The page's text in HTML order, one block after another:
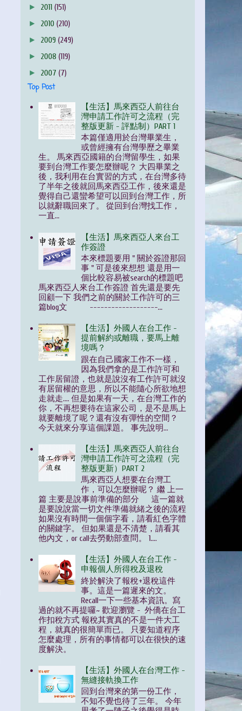
► 2011 (151)
► 2010 (210)
► 2009 (249)
► 2008 (119)
► 2007 (7)
Top Post
【生活】馬來西亞人前往台
灣申請工作許可之流程（完
整版更新 - 評點制）PART 1
本篇僅適用於台灣畢業生，
或曾經擁有台灣學歷之畢業
生。 馬來西亞國籍的台灣留學生，如果
要到台灣工作要怎麼辦呢？ 大四畢業之
後，我利用在台實習的方式，在台灣多待
了半年之後就回馬來西亞工作，後來還是
覺得自己還蠻希望可以回到台灣工作，所
以就辭職回來了。 從回到台灣找工作，
一直...
【生活】馬來西亞人來台工
作簽證
本來標題要用 " 關於簽證那回
事 " 可是後來想想 還是用一
個比較容易被search的標題吧
馬來西亞人來台工作簽證 首先還是要先
回顧一下 我們之前的關於工作許可的三
篇blog文 -------------------...
【生活】外國人在台工作 -
提前解約或離職，要馬上離
境嗎？
跟在自己國家工作不一樣，
因為我們拿的是工作許可和
工作居留證，也就是說沒有工作許可就沒
有居留權的意思，所以不能隨心所欲地想
走就走.... 但是如果有一天，在台灣工作的
你，不再想要待在這家公司，是不是馬上
就要離境了呢？還有沒有彈性的空間？
今天就來分享這個課題。 事先說明...
【生活】馬來西亞人前往台
灣申請工作許可之流程（完
整版更新）PART 2
馬來西亞人想要在台灣工
作，可以怎麼辦呢？ 繼 上一
篇 主要是說事前準備的部分 這一篇就
是要說說當一切文件準備就緒之後的流程
如果沒有時間一個個字看，請看紅色字體
的關鍵字。 但如果還是不清楚，請看其
他內文，or call去勞動部查問。 1....
【生活】外國人在台工作 -
申報個人所得稅及退稅
終於解決了報稅+退稅這件
事。這是一篇遲來的文。
Recall一下一些基本資訊。寫
過的就不再提囉~ 歡迎瀏覽 - 外僑在台工
作扣稅方式 報稅其實真的不是一件大工
程，就真的很簡單而已。 只要知道程序
怎麼處理，所有的事情都可以在很快的速
度解決。
【生活】外國人在台灣工作 -
無縫接軌換工作
回到台灣來的第一份工作，
不知不覺也待了三年。 今年